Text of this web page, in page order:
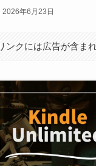
2026年6月23日
ンクには広告が含ま